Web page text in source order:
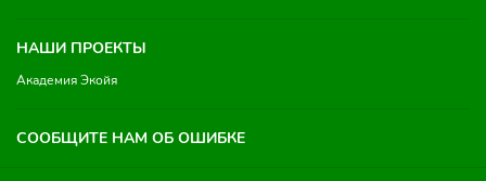
НАШИ ПРОЕКТЫ
Академия Экойя
СООБЩИТЕ НАМ ОБ ОШИБКЕ